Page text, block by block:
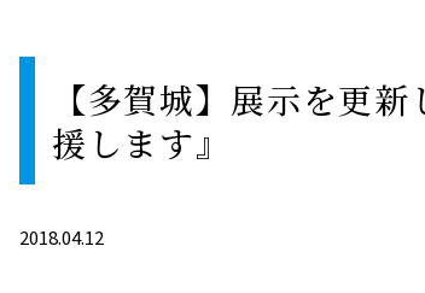
【多賀城】展示を更
援します』
2018.04.12